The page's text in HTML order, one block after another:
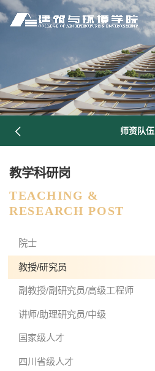
院长致词 学院简介
院党委
师资队伍
教学科研岗
TEACHING &
RESEARCH POST
院士
教授/研究员
副教授/副研究员/高级工程师
讲师/助理研究员/中级
国家级人才
四川省级人才